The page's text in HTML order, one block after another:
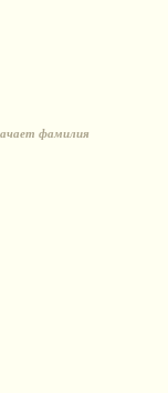
фамилия